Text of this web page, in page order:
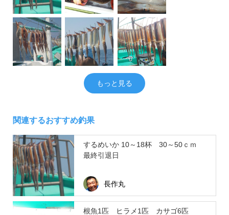
もっと見る
関連するおすすめ釣果
するめいか 10～18杯 30～50ｃｍ
最終引退日
長作丸
根魚1匹 ヒラメ1匹 カサゴ6匹